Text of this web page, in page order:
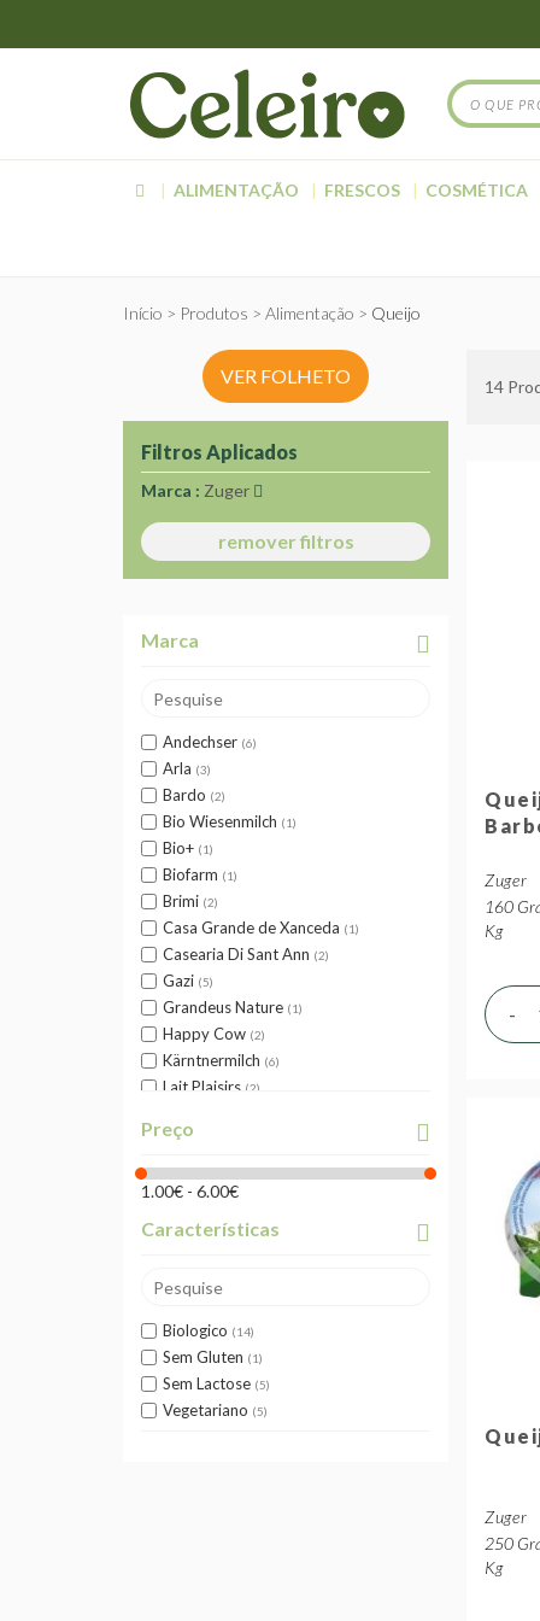
ALIMENTAÇÃO FRESCOS COSMÉTICA
Início Produtos Alimentação Queijo
14
Zuger
160
Kg
-
Zuger
250
Kg
VER FOLHETO
Filtros Aplicados
Marca Zuger
remover filtros
Marca
Andechser 6
Arla 3
Bardo 2
Bio Wiesenmilch 1
Bio+ 1
Biofarm 1
Brimi 2
Casa Grande de Xanceda 1
Casearia Di Sant Ann 2
Gazi 5
Grandeus Nature 1
Happy Cow 2
Kärntnermilch 6
Lait Plaisirs 2
Minos
Osé Bio 4
Parra Camino
Sabores da Soalheira
Zuger
Preço
1.00€ - 6.00€
Características
Biologico 14
Sem Gluten 1
Sem Lactose 5
Vegetariano 5